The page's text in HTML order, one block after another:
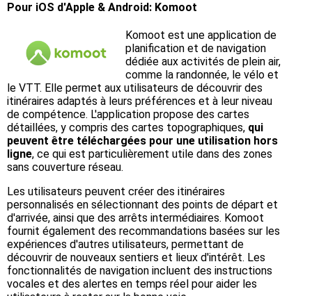
Pour iOS d'Apple & Android: Komoot
Komoot est une application de
planification et de navigation
dédiée aux activités de plein air,
comme la randonnée, le vélo et
le VTT. Elle permet aux utilisateurs de découvrir des
itinéraires adaptés à leurs préférences et à leur niveau
de compétence. L'application propose des cartes
détaillées, y compris des cartes topographiques, qui
peuvent être téléchargées pour une utilisation hors
ligne, ce qui est particulièrement utile dans des zones
sans couverture réseau.
Les utilisateurs peuvent créer des itinéraires
personnalisés en sélectionnant des points de départ et
d'arrivée, ainsi que des arrêts intermédiaires. Komoot
fournit également des recommandations basées sur les
expériences d'autres utilisateurs, permettant de
découvrir de nouveaux sentiers et lieux d'intérêt. Les
fonctionnalités de navigation incluent des instructions
vocales et des alertes en temps réel pour aider les